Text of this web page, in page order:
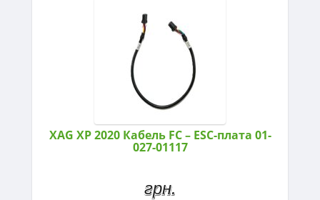
XAG XP 2020 Кабель FC – ESC-плата 01-
027-01117
грн.